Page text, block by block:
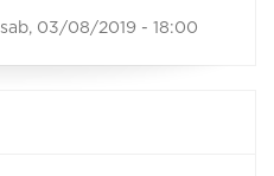
sab, 03/08/2019 - 18:00